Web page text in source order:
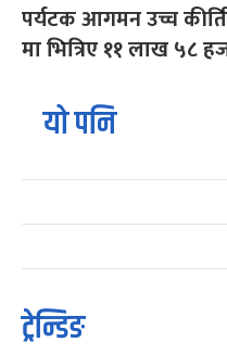
पर्यटक आगमन उच्च
मा भित्रिए ११ लाख ५८
यो पनि
ट्रेन्डिङ